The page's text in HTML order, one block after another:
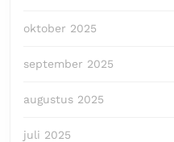
oktober 2025
september 2025
augustus 2025
juli 2025